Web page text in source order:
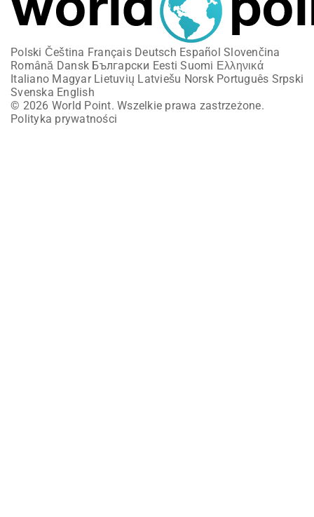
Polski Čeština Français Deutsch Español Slovenčina
Română Dansk Български Eesti Suomi Ελληνικά
Italiano Magyar Lietuvių Latviešu Norsk Português Srpski
Svenska English
© 2026 World Point. Wszelkie prawa zastrzeżone.
Polityka prywatności